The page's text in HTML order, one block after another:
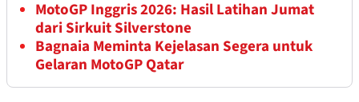
MotoGP Inggris 2026: Hasil Latihan Jumat
dari Sirkuit Silverstone
Bagnaia Meminta Kejelasan Segera untuk
Gelaran MotoGP Qatar